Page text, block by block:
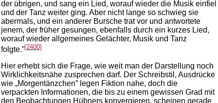
der übrigen, und sang ein Lied, worauf wieder die Musik einfiel
und der Tanz weiter ging. Aber nicht lange so schwieg sie
abermals, und ein anderer Bursche trat vor und antwortete
jenem, der früher gesungen, ebenfalls durch ein kurzes Lied,
worauf wieder allgemeines Gelächter, Musik und Tanz
folgte.”[2400]
Hier erhebt sich die Frage, wie weit man der Darstellung noch
Wirklichkeitsnähe zusprechen darf. Der Schreibstil, Ausdrücke
wie „Morgentänzchen” legen Fiktion nahe, doch die
verpackten Informationen, die bis zu einem gewissen Grad mit
den Beobachtungen Hübners konvergieren, scheinen gerade